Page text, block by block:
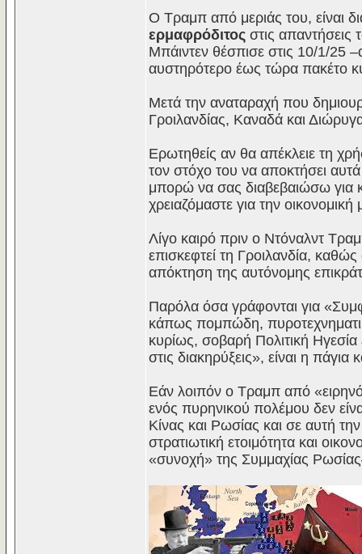
Ο Τραμπ από μεριάς του, είναι
ερμαφρόδιτος στις
Μπάιντεν θέσπισε στις 10/1/25
αυστηρότερο έως τώρα πακέτο
Μετά την αναταραχή που
Γροιλανδίας, Καναδά και
Ερωτηθείς αν θα απέκλειε τη
τον στόχο του να αποκτήσει
μπορώ να σας διαβεβαιώσω για
χρειαζόμαστε για την
Λίγο καιρό πριν ο Ντόναλντ
επισκεφτεί τη Γροιλανδία,
απόκτηση της αυτόνομης
Παρόλα όσα γράφονται για
κάπως πομπώδη,
κυρίως, σοβαρή Πολιτική
στις διακηρύξεις», είναι η
Εάν λοιπόν ο Τραμπ από
ενός πυρηνικού πολέμου δεν
Κίνας και Ρωσίας και σε αυτή
στρατιωτική ετοιμότητα και
«συνοχή» της Συμμαχίας